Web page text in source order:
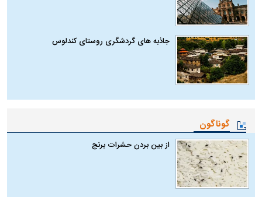
جاذبه های گردشگری روستای کندلوس
گوناگون
از بین بردن حشرات برنج